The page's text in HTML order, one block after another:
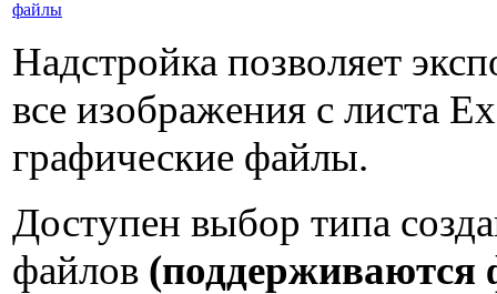
Надстройка позволяет
все изображения с листа
графические файлы.
Доступен выбор типа
файлов